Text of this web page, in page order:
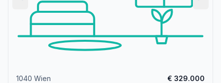
1040 Wien € 329.000